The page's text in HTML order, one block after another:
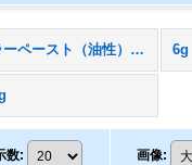
ミラーペースト（油性） (商品説明) 6g
数: 画像: